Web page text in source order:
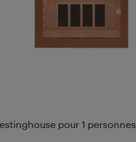
pour 1 personnes